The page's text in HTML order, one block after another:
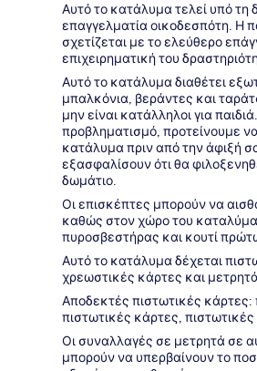
Αυτό το κατάλυμα τελεί υπό τη
επαγγελματία οικοδεσπότη. Η
σχετίζεται με το ελεύθερο
επιχειρηματική του
Αυτό το κατάλυμα διαθέτει
μπαλκόνια, βεράντες και
μην είναι κατάλληλοι για
προβληματισμό, προτείνουμε
κατάλυμα πριν από την άφιξή
εξασφαλίσουν ότι θα
δωμάτιο.
Οι επισκέπτες μπορούν να
καθώς στον χώρο του
πυροσβεστήρας και κουτί
Αυτό το κατάλυμα δέχεται
χρεωστικές κάρτες και
Αποδεκτές πιστωτικές κάρτες:
πιστωτικές κάρτες,
Οι συναλλαγές σε μετρητά σε
μπορούν να υπερβαίνουν το